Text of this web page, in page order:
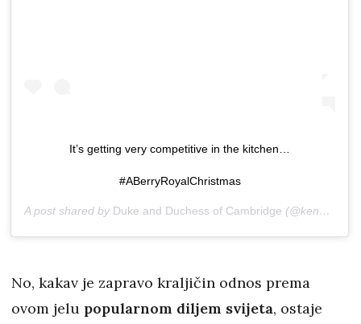
It’s getting very competitive in the kitchen…
#ABerryRoyalChristmas
A post shared by Duke and Duchess of Cambridge (@kensingtonroyal) on
No, kakav je zapravo kraljičin odnos prema
ovom jelu popularnom diljem svijeta, ostaje